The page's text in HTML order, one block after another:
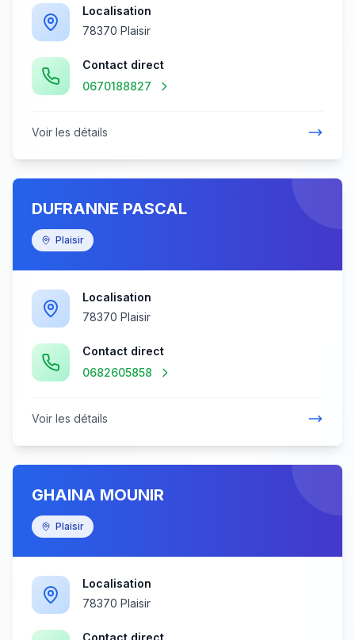
Localisation
78370 Plaisir
Contact direct
0670188827
Voir les détails
DUFRANNE PASCAL
Plaisir
Localisation
78370 Plaisir
Contact direct
0682605858
Voir les détails
GHAINA MOUNIR
Plaisir
Localisation
78370 Plaisir
Contact direct